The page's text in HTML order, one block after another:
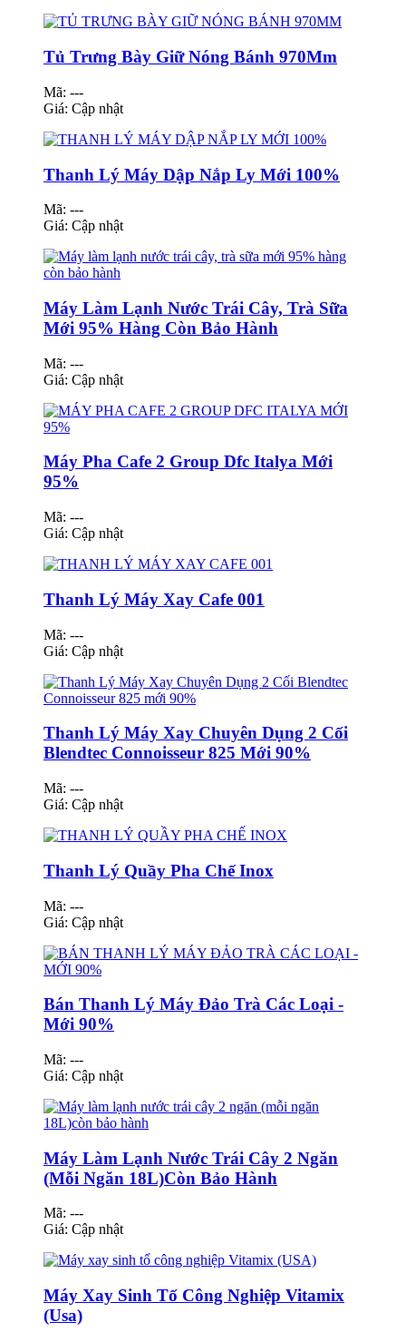
Tủ Trưng Bày Giữ Nóng Bánh 970Mm
Mã: ---
Giá: Cập nhật
Thanh Lý Máy Dập Nắp Ly Mới 100%
Mã: ---
Giá: Cập nhật
Máy Làm Lạnh Nước Trái Cây, Trà Sữa
Mới 95% Hàng Còn Bảo Hành
Mã: ---
Giá: Cập nhật
Máy Pha Cafe 2 Group Dfc Italya Mới
95%
Mã: ---
Giá: Cập nhật
Thanh Lý Máy Xay Cafe 001
Mã: ---
Giá: Cập nhật
Thanh Lý Máy Xay Chuyên Dụng 2 Cối
Blendtec Connoisseur 825 Mới 90%
Mã: ---
Giá: Cập nhật
Thanh Lý Quầy Pha Chế Inox
Mã: ---
Giá: Cập nhật
Bán Thanh Lý Máy Đảo Trà Các Loại -
Mới 90%
Mã: ---
Giá: Cập nhật
Máy Làm Lạnh Nước Trái Cây 2 Ngăn
(Mỗi Ngăn 18L)Còn Bảo Hành
Mã: ---
Giá: Cập nhật
Máy Xay Sinh Tố Công Nghiệp Vitamix
(Usa)